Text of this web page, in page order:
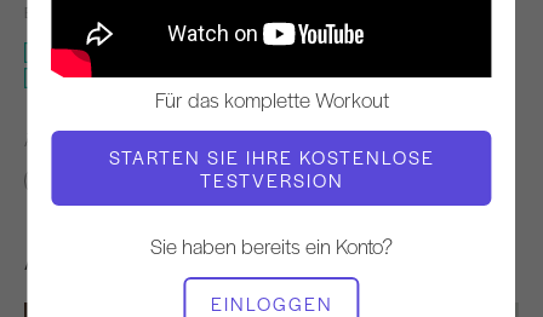
Für das komplette Workout
STARTEN SIE IHRE KOSTENLOSE
TESTVERSION
Sie haben bereits ein Konto?
EINLOGGEN
BENÖTIGTE AUSRÜSTUNG
Turm
Ganzes Studio
ÄHNLICHE KLASSEN FINDEN FÜR
Ganzes Studio
Andere Workouts, die Ihnen gefallen könnten